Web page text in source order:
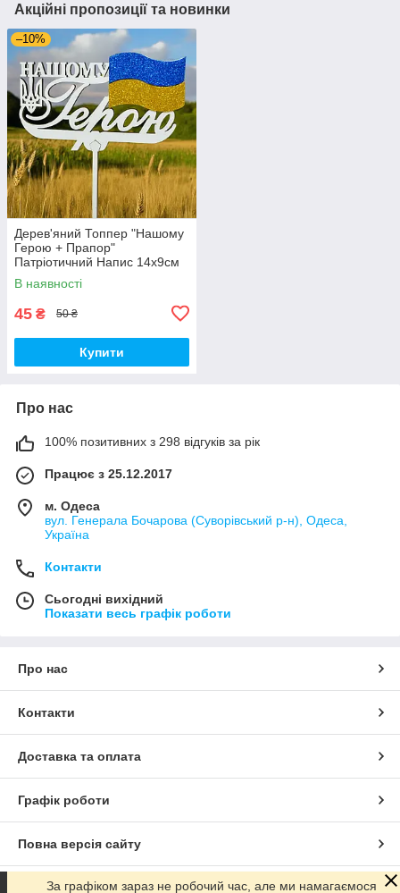
Акційні пропозиції та новинки
–10%
Дерев'яний Топпер "Нашому
Герою + Прапор"
Патріотичний Напис 14х9см
Білий Топер для Торта
Букета Квіти Фігурка
В наявності
45 ₴ 50 ₴
Купити
Про нас
100% позитивних з 298 відгуків за рік
Працює з 25.12.2017
м. Одеса
вул. Генерала Бочарова (Суворівський р-н), Одеса,
Україна
Контакти
Сьогодні вихідний
Показати весь графік роботи
Про нас
Контакти
Доставка та оплата
Графік роботи
Повна версія сайту
Сайт створено на маркетплейсіProm.ua
За графіком зараз не робочий час, але ми намагаємося